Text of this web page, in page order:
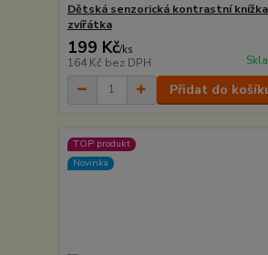
Dětská senzorická kontrastní
zvířátka
199 Kč/ks
164 Kč bez DPH
Přidat do
TOP produkt
Novinka